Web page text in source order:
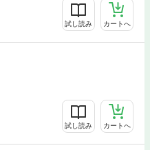
試し読み カートへ
試し読み カートへ